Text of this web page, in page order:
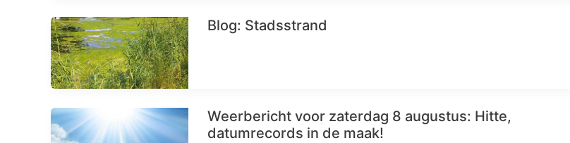
Blog: Stadsstrand
Weerbericht voor zaterdag 8 augustus: Hitte,
datumrecords in de maak!